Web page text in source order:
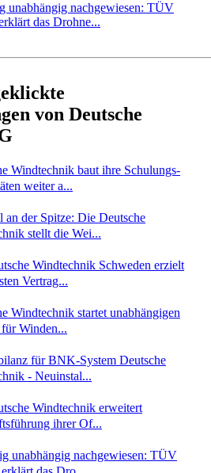
unabhängig nachgewiesen: TÜV
das Drohne...
von Deutsche
Windtechnik baut ihre Schulungs-
weiter a...
an der Spitze: Die Deutsche
stellt die Wei...
Windtechnik Schweden erzielt
Vertrag...
Windtechnik startet unabhängigen
Winden...
für BNK-System Deutsche
- Neuinstal...
Windtechnik erweitert
ihrer Of...
unabhängig nachgewiesen: TÜV